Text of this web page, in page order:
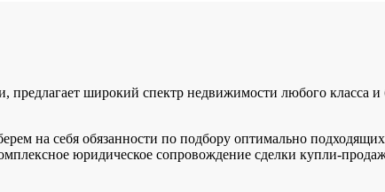
широкий спектр недвижимости любого класса и
на себя обязанности по подбору оптимально
юридическое сопровождение сделки купли-